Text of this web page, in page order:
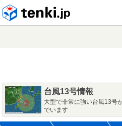
台風13号情報
大型で非常に強い台風13号
でいます